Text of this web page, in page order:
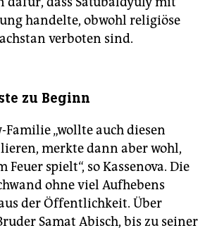
handelte, obwohl religiöse
verboten sind.
zu Beginn
Familie „wollte auch diesen
merkte dann aber wohl,
Feuer spielt“, so Kassenova. Die
ohne viel Aufhebens
der Öffentlichkeit. Über
Samat Abisch, bis zu seiner